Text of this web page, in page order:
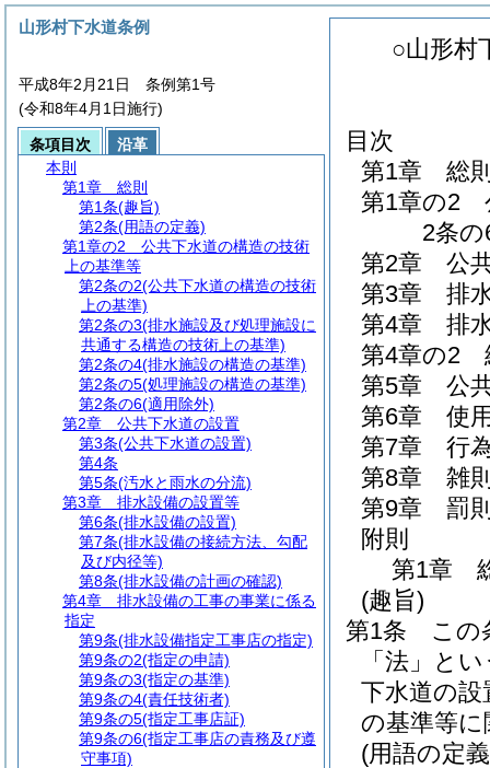
○山形村
目次
第1章
総
第1章の2
2条の
第2章
公
第3章
排
第4章
排
第4章の2
第5章
公
第6章
使
第7章
行
第8章
雑
第9章
罰
附則
第1章
(趣旨)
第1条
この
「法」と
下水道の設
の基準等
(用語の定
山形村下水道条例
平成8年2月21日 条例第1号
(令和8年4月1日施行)
条項目次
沿革
本則
第1章
総則
第1条(趣旨)
第2条(用語の定義)
第1章の2
公共下水道の構造の技術
上の基準等
第2条の2(公共下水道の構造の技術
上の基準)
第2条の3(排水施設及び処理施設に
共通する構造の技術上の基準)
第2条の4(排水施設の構造の基準)
第2条の5(処理施設の構造の基準)
第2条の6(適用除外)
第2章
公共下水道の設置
第3条(公共下水道の設置)
第4条
第5条(汚水と雨水の分流)
第3章
排水設備の設置等
第6条(排水設備の設置)
第7条(排水設備の接続方法、勾配
及び内径等)
第8条(排水設備の計画の確認)
第4章
排水設備の工事の事業に係る
指定
第9条(排水設備指定工事店の指定)
第9条の2(指定の申請)
第9条の3(指定の基準)
第9条の4(責任技術者)
第9条の5(指定工事店証)
第9条の6(指定工事店の責務及び遵
守事項)